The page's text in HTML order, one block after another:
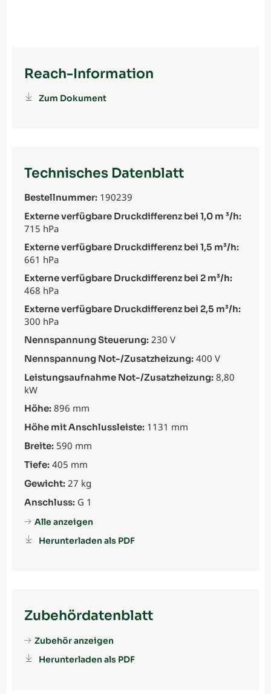
Reach-Information
Zum Dokument
Technisches Datenblatt
Bestellnummer: 190239
Externe verfügbare Druckdifferenz bei 1,0 m ³/h:
715 hPa
Externe verfügbare Druckdifferenz bei 1,5 m³/h:
661 hPa
Externe verfügbare Druckdifferenz bei 2 m³/h:
468 hPa
Externe verfügbare Druckdifferenz bei 2,5 m³/h:
300 hPa
Nennspannung Steuerung: 230 V
Nennspannung Not-/Zusatzheizung: 400 V
Leistungsaufnahme Not-/Zusatzheizung: 8,80
kW
Höhe: 896 mm
Höhe mit Anschlussleiste: 1131 mm
Breite: 590 mm
Tiefe: 405 mm
Gewicht: 27 kg
Anschluss: G 1
Alle anzeigen
Herunterladen als PDF
Zubehördatenblatt
Zubehör anzeigen
Herunterladen als PDF